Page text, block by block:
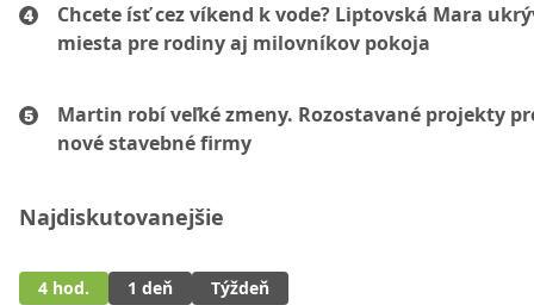
Chcete ísť cez víkend k vode? Liptovská Mara
miesta pre rodiny aj milovníkov pokoja
Martin robí veľké zmeny. Rozostavané projekty
nové stavebné firmy
Najdiskutovanejšie
4 hod. 1 deň Týždeň